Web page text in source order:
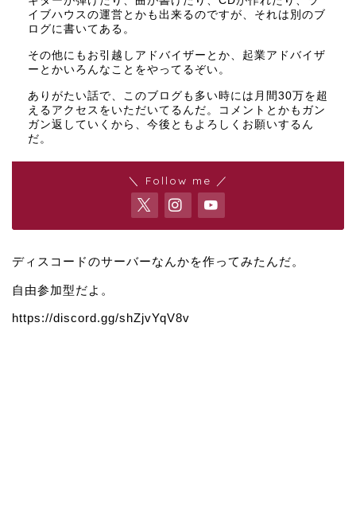
イブハウスの運営とかも出来るのですが、それは別のブ
ログに書いてある。
その他にもお引越しアドバイザーとか、起業アドバイザ
ーとかいろんなことをやってるぞい。
ありがたい話で、このブログも多い時には月間30万を超
えるアクセスをいただいてるんだ。コメントとかもガン
ガン返していくから、今後ともよろしくお願いするん
だ。
＼ Follow me ／
ディスコードのサーバーなんかを作ってみたんだ。
自由参加型だよ。
https://discord.gg/shZjvYqV8v